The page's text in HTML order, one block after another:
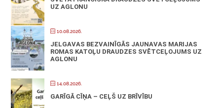
UZ AGLONU
10.08.2026.
JELGAVAS BEZVAINĪGĀS JAUNAVAS MARIJAS
ROMAS KATOĻU DRAUDZES SVĒTCEĻOJUMS UZ
AGLONU
14.08.2026.
GARĪGĀ CĪŅA – CEĻŠ UZ BRĪVĪBU